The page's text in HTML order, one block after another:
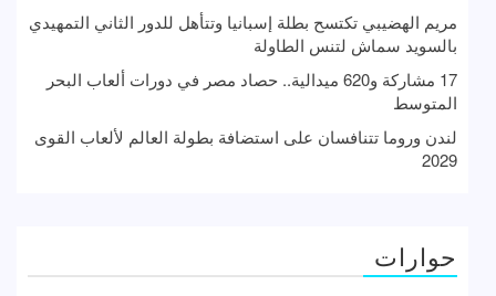
مريم الهضيبي تكتسح بطلة إسبانيا وتتأهل للدور الثاني التمهيدي
بالسويد سماش لتنس الطاولة
17 مشاركة و620 ميدالية.. حصاد مصر في دورات ألعاب البحر
المتوسط
لندن وروما تتنافسان على استضافة بطولة العالم لألعاب القوى
2029
حوارات